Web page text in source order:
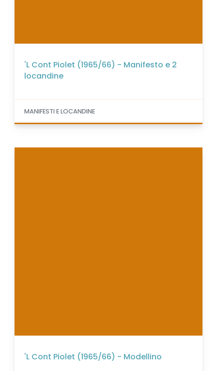
'L Cont Piolet (1965/66) - Manifesto e 2
locandine
MANIFESTI E LOCANDINE
'L Cont Piolet (1965/66) - Modellino